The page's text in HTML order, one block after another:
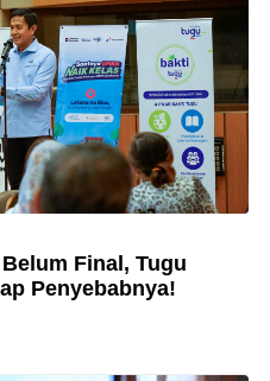
Final, Tugu
Penyebabnya!